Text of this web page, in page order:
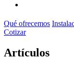
Qué ofrecemos
Cotizar
Artículos